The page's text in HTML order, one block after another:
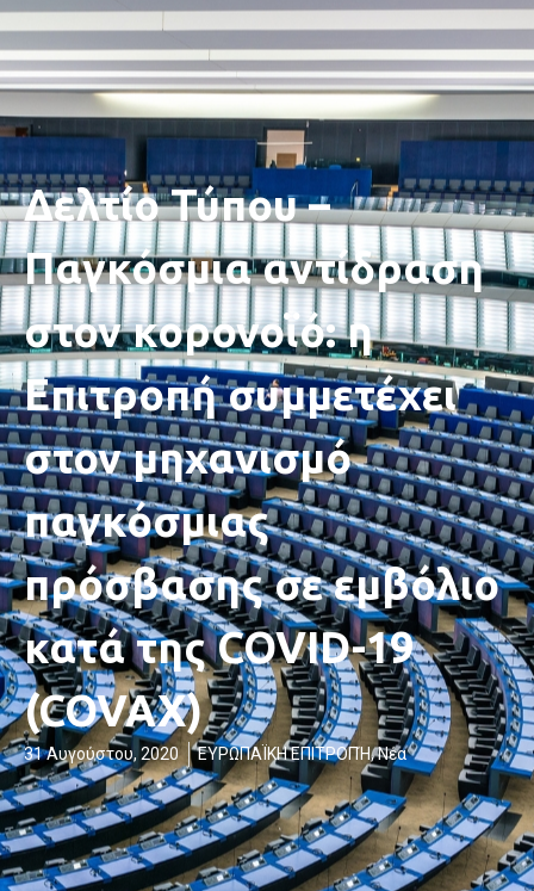
Δελτίο Τύπου –
Παγκόσμια αντίδραση
στον κορονοϊό: η
Επιτροπή συμμετέχει
στον μηχανισμό
παγκόσμιας
πρόσβασης σε εμβόλιο
κατά της COVID-19
(COVAX)
31 Αυγούστου, 2020 ΕΥΡΩΠΑΪΚΗ ΕΠΙΤΡΟΠΉ,Νέα